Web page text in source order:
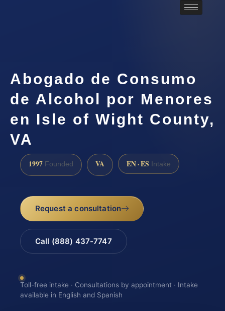
Abogado de Consumo
de Alcohol por Menores
en Isle of Wight County,
VA
1997 Founded VA EN · ES Intake
Request a consultation
Call (888) 437-7747
Toll-free intake · Consultations by appointment · Intake
available in English and Spanish